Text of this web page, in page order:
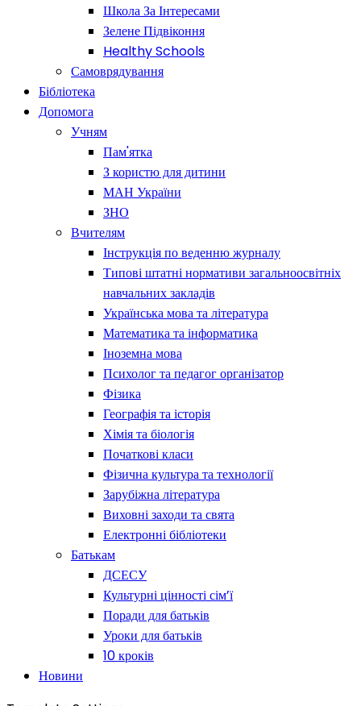
Школа За Інтересами
Зелене Підвіконня
Healthy Schools
Самоврядування
Бібліотека
Допомога
Учням
Пам'ятка
З користю для дитини
МАН України
ЗНО
Вчителям
Інструкція по веденню журналу
Типові штатні нормативи загальноосвітніх
навчальних закладів
Українська мова та література
Математика та інформатика
Іноземна мова
Психолог та педагог організатор
Фізика
Географія та історія
Хімія та біологія
Початкові класи
Фізична культура та технології
Зарубіжна література
Виховні заходи та свята
Електронні бібліотеки
Батькам
ДСЕСУ
Культурні цінності сім’ї
Поради для батьків
Уроки для батьків
10 кроків
Новини